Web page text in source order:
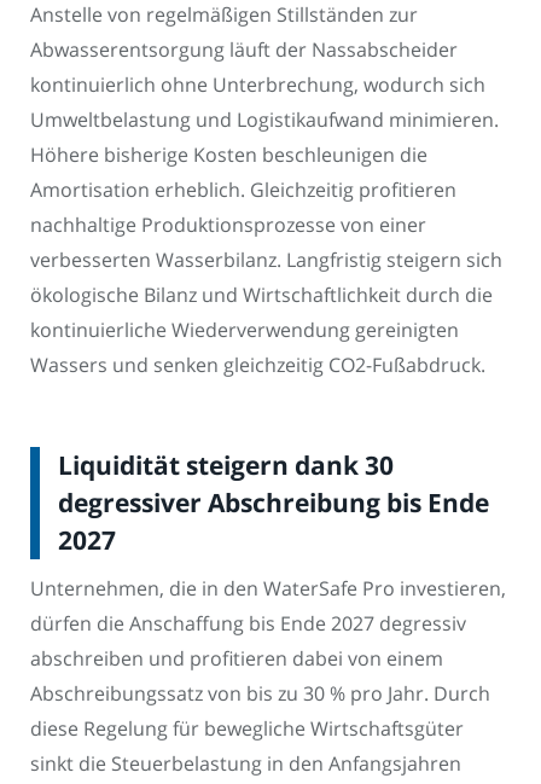
Anstelle von regelmäßigen Stillständen zur
Abwasserentsorgung läuft der Nassabscheider
kontinuierlich ohne Unterbrechung, wodurch sich
Umweltbelastung und Logistikaufwand minimieren.
Höhere bisherige Kosten beschleunigen die
Amortisation erheblich. Gleichzeitig profitieren
nachhaltige Produktionsprozesse von einer
verbesserten Wasserbilanz. Langfristig steigern sich
ökologische Bilanz und Wirtschaftlichkeit durch die
kontinuierliche Wiederverwendung gereinigten
Wassers und senken gleichzeitig CO2-Fußabdruck.
Liquidität steigern dank 30
degressiver Abschreibung bis Ende
2027
Unternehmen, die in den WaterSafe Pro investieren,
dürfen die Anschaffung bis Ende 2027 degressiv
abschreiben und profitieren dabei von einem
Abschreibungssatz von bis zu 30 % pro Jahr. Durch
diese Regelung für bewegliche Wirtschaftsgüter
sinkt die Steuerbelastung in den Anfangsjahren